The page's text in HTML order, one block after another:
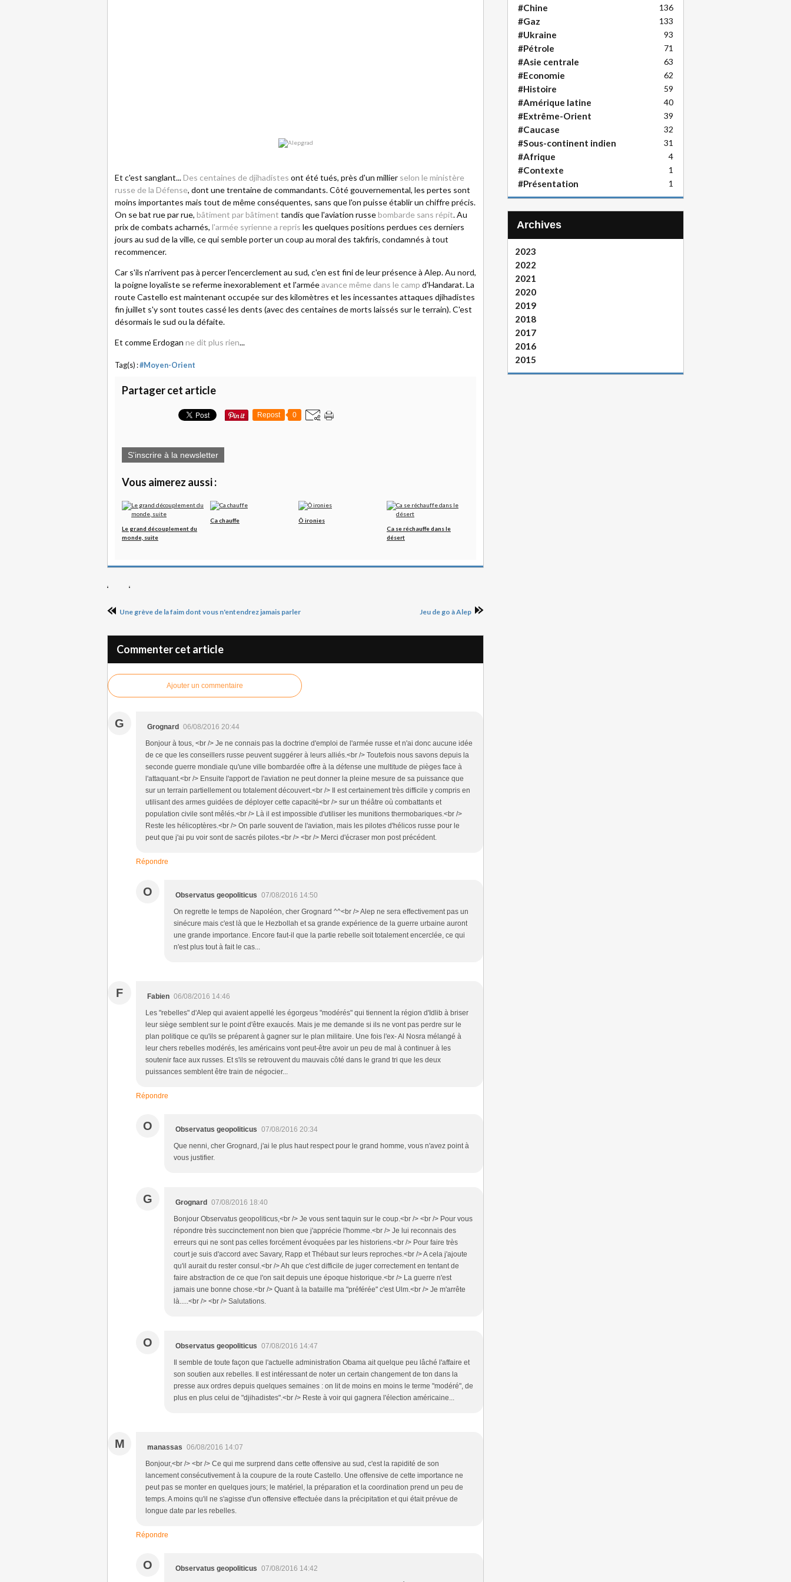
Et c'est sanglant...Des centaines de djihadistes ont été tués, près d'un millier selon le ministère
russe de la Défense, dont une trentaine de commandants. Côté gouvernemental, les pertes sont
moins importantes mais tout de même conséquentes, sans que l'on puisse établir un chiffre précis.
On se bat rue par rue, bâtiment par bâtiment tandis que l'aviation russebombarde sans répit. Au
prix de combats acharnés, l'armée syrienne a repris les quelques positions perdues ces derniers
jours au sud de la ville, ce qui semble porter un coup au moral des takfiris, condamnés à tout
recommencer.
Car s'ils n'arrivent pas à percer l'encerclement au sud, c'en est fini de leur présence à Alep. Au nord,
la poigne loyaliste se referme inexorablement et l'arméeavance même dans le camp d'Handarat. La
route Castello est maintenant occupée sur des kilomètres et les incessantes attaques djihadistes
fin juillet s'y sont toutes cassé les dents (avec des centaines de morts laissés sur le terrain). C'est
désormais le sud ou la défaite.
Et comme Erdogan ne dit plus rien...
Tag(s) :#Moyen-Orient
Partager cet article
Repost 0
S'inscrire à la newsletter
Vous aimerez aussi :
Le grand découplement du
monde, suite
Ca chauffe
Ô ironies
Ca se réchauffe dans le
désert
Une grève de la faim dont vous n'entendrez jamais parler Jeu de go à Alep
Commenter cet article
Ajouter un commentaire
G Grognard
06/08/2016 20:44
Bonjour à tous, <br /> Je ne connais pas la doctrine d'emploi de l'armée russe et n'ai donc aucune idée
de ce que les conseillers russe peuvent suggérer à leurs alliés.<br /> Toutefois nous savons depuis la
seconde guerre mondiale qu'une ville bombardée offre à la défense une multitude de pièges face à
l'attaquant.<br /> Ensuite l'apport de l'aviation ne peut donner la pleine mesure de sa puissance que
sur un terrain partiellement ou totalement découvert.<br /> Il est certainement très difficile y compris en
utilisant des armes guidées de déployer cette capacité<br /> sur un théâtre où combattants et
population civile sont mêlés.<br /> Là il est impossible d'utiliser les munitions thermobariques.<br />
Reste les hélicoptères.<br /> On parle souvent de l'aviation, mais les pilotes d'hélicos russe pour le
peut que j'ai pu voir sont de sacrés pilotes.<br /> <br /> Merci d'écraser mon post précédent.
Répondre
O Observatus geopoliticus 07/08/2016 14:50
On regrette le temps de Napoléon, cher Grognard ^^<br /> Alep ne sera effectivement pas un
sinécure mais c'est là que le Hezbollah et sa grande expérience de la guerre urbaine auront
une grande importance. Encore faut-il que la partie rebelle soit totalement encerclée, ce qui
n'est plus tout à fait le cas...
F Fabien 06/08/2016 14:46
Les "rebelles" d'Alep qui avaient appellé les égorgeus "modérés" qui tiennent la région d'Idlib à briser
leur siège semblent sur le point d'être exaucés. Mais je me demande si ils ne vont pas perdre sur le
plan politique ce qu'ils se préparent à gagner sur le plan militaire. Une fois l'ex- Al Nosra mélangé à
leur chers rebelles modérés, les américains vont peut-être avoir un peu de mal à continuer à les
soutenir face aux russes. Et s'ils se retrouvent du mauvais côté dans le grand tri que les deux
puissances semblent être train de négocier...
Répondre
O Observatus geopoliticus 07/08/2016 20:34
Que nenni, cher Grognard, j'ai le plus haut respect pour le grand homme, vous n'avez point à
vous justifier.
G Grognard
07/08/2016 18:40
Bonjour Observatus geopoliticus,<br /> Je vous sent taquin sur le coup.<br /> <br /> Pour vous
répondre très succinctement non bien que j'apprécie l'homme.<br /> Je lui reconnais des
erreurs qui ne sont pas celles forcément évoquées par les historiens.<br /> Pour faire très
court je suis d'accord avec Savary, Rapp et Thébaut sur leurs reproches.<br /> A cela j'ajoute
qu'il aurait du rester consul.<br /> Ah que c'est difficile de juger correctement en tentant de
faire abstraction de ce que l'on sait depuis une époque historique.<br /> La guerre n'est
jamais une bonne chose.<br /> Quant à la bataille ma "préférée" c'est Ulm.<br /> Je m'arrête
là.....<br /> <br /> Salutations.
O Observatus geopoliticus 07/08/2016 14:47
Il semble de toute façon que l'actuelle administration Obama ait quelque peu lâché l'affaire et
son soutien aux rebelles. Il est intéressant de noter un certain changement de ton dans la
presse aux ordres depuis quelques semaines : on lit de moins en moins le terme "modéré", de
plus en plus celui de "djihadistes".<br /> Reste à voir qui gagnera l'élection américaine...
M manassas 06/08/2016 14:07
Bonjour,<br /> <br /> Ce qui me surprend dans cette offensive au sud, c'est la rapidité de son
lancement consécutivement à la coupure de la route Castello. Une offensive de cette importance ne
peut pas se monter en quelques jours; le matériel, la préparation et la coordination prend un peu de
temps. A moins qu'il ne s'agisse d'un offensive effectuée dans la précipitation et qui était prévue de
longue date par les rebelles.
Répondre
O Observatus geopoliticus 07/08/2016 14:42
#Chine 136
#Gaz 133
#Ukraine 93
#Pétrole 71
#Asie centrale 63
#Economie 62
#Histoire 59
#Amérique latine 40
#Extrême-Orient 39
#Caucase 32
#Sous-continent indien 31
#Afrique 4
#Contexte 1
#Présentation 1
Archives
2023
2022
2021
2020
2019
2018
2017
2016
2015